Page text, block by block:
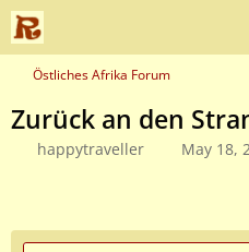
Östliches Afrika Forum
Zurück an den
happytraveller May 18,